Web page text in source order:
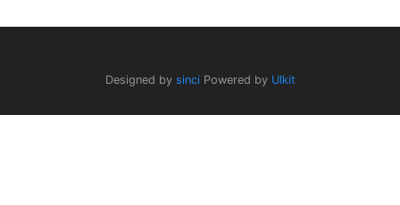
Designed by sinciPowered by Ulkit